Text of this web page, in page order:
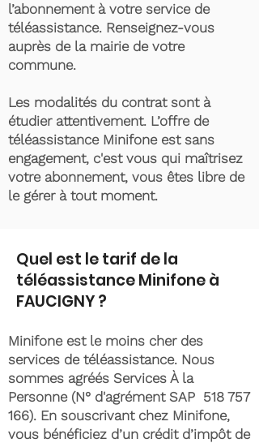
l’abonnement à votre service de
téléassistance. Renseignez-vous
auprès de la mairie de votre
commune.
Les modalités du contrat sont à
étudier attentivement. L’offre de
téléassistance Minifone est sans
engagement, c'est vous qui maîtrisez
votre abonnement, vous êtes libre de
le gérer à tout moment.
Quel est le tarif de la
téléassistance Minifone à
FAUCIGNY ?
Minifone est le moins cher des
services de téléassistance. Nous
sommes agréés Services À la
Personne (N° d'agrément SAP 518 757
166). En souscrivant chez Minifone,
vous bénéficiez d’un crédit d’impôt de